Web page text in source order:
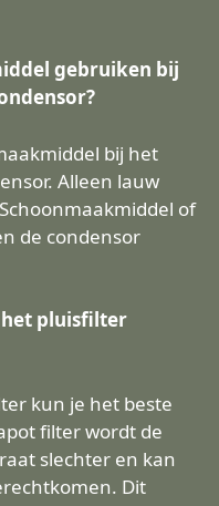
gebruiken bij
bij het
Alleen lauw
of
de condensor
het pluisfilter
kun je het beste
filter wordt de
slechter en kan
Dit